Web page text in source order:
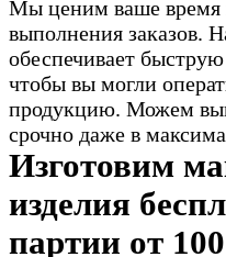
Мы ценим ваше время
выполнения заказов.
обеспечивает
чтобы вы могли
продукцию. Можем
срочно даже в
Изготовим
изделия
партии от